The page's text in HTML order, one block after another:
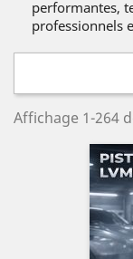
performantes,
professionnels
Affichage 1-264